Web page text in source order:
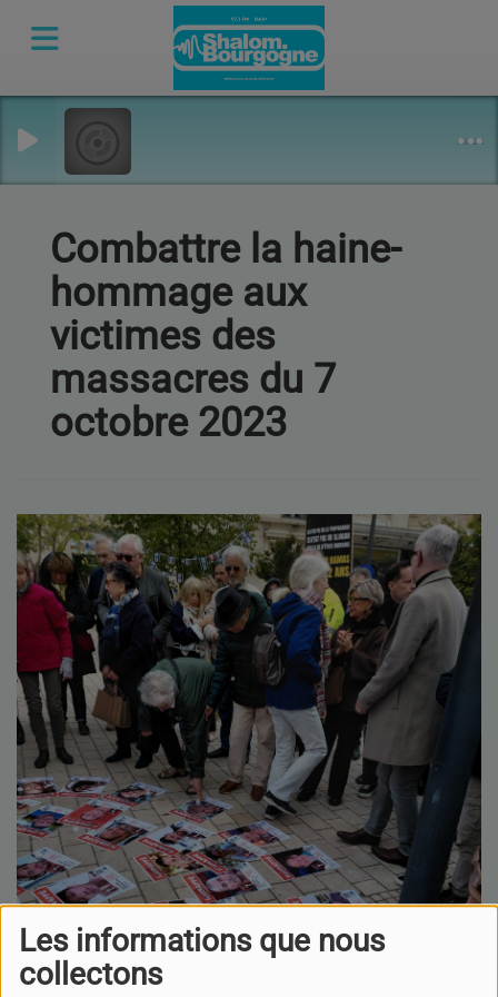
Les informations que nous
collectons
Combattre la haine-
hommage aux
victimes des
massacres du 7
octobre 2023